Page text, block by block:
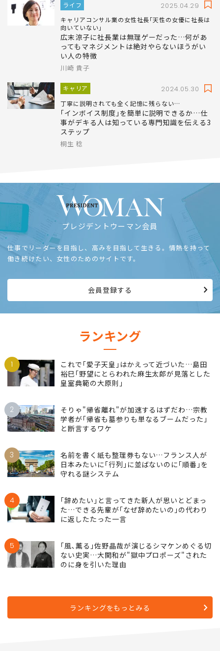
ライフ 2025.04.29
キャリアコンサル業の女性社長｢天性の女優に社長は
向いていない｣
広末涼子に社長業は無理ゲーだった…何があ
ってもマネジメントは絶対やらないほうがい
い人の特徴
川崎 貴子
キャリア 2024.05.30
丁寧に説明されても全く記憶に残らない…
｢インボイス制度｣を簡単に説明できるか…仕
事がデキる人は知っている専門知識を伝える3
ステップ
桐生 稔
プレジデントウーマン会員
仕事でリーダーを目指し、高みを目指して生きる。情熱を持って
働き続けたい、女性のためのサイトです。
会員登録する
ランキング
1
これで｢愛子天皇｣はかえって近づいた…島田
裕巳｢野望にとらわれた麻生太郎が見落とした
皇室典範の大原則｣
2
そりゃ"帰省離れ"が加速するはずだわ…宗教
学者が｢帰省も墓参りも単なるブームだった｣
と断言するワケ
3
名前を書く紙も整理券もない…フランス人が
日本みたいに｢行列｣に並ばないのに｢順番｣を
守れる謎システム
4
｢辞めたい｣と言ってきた新人が思いとどまっ
た…できる先輩が｢なぜ辞めたいの｣の代わり
に返したたった一言
5
｢風､薫る｣佐野晶哉が演じるシマケンめぐる切
ない史実…大関和が"獄中プロポーズ"された
のに身を引いた理由
ランキングをもっとみる